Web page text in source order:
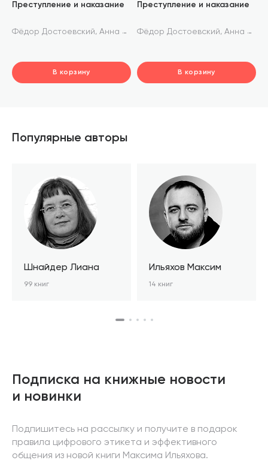
Преступление и наказание
Фёдор Достоевский, Анна Богданова
В корзину
Преступление и наказание
Фёдор Достоевский, Анна Богданова
В корзину
Популярные авторы
Шнайдер Лиана
99 книг
Ильяхов Максим
14 книг
Подписка на книжные новости
и новинки
Подпишитесь на рассылку и получите в подарок
правила цифрового этикета и эффективного
общения из новой книги Максима Ильяхова.